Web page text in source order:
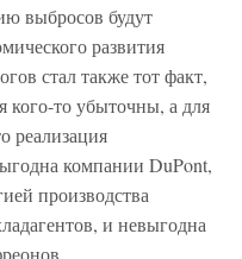
выбросов будут
развития
стал также тот факт,
кого-то убыточны, а для
реализация
компании DuPont,
производства
и невыгодна